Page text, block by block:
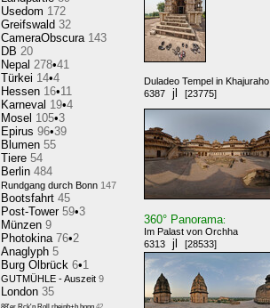
Usedom 172
Greifswald 32
CameraObscura 143
DB 20
Nepal 278•41
Türkei 14•4
Hessen 16•11
Karneval 19•4
Mosel 105•3
Epirus 96•39
Blumen 55
Tiere 54
Berlin 484
Rundgang durch Bonn 147
Bootsfahrt 45
Post-Tower 59•3
Münzen 9
Photokina 76•2
Anaglyph 5
Burg Olbrück 6•1
GUTMÜHLE - Auszeit 9
London 35
Duladeo Tempel in Khajuraho
6387
jl [23775]
360° Panorama:
Im Palast von Orchha
6313
jl [28533]